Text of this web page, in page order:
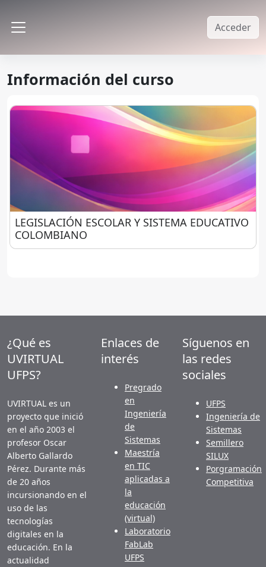
Acceder
Información del curso
LEGISLACIÓN ESCOLAR Y SISTEMA EDUCATIVO
LEGISLACIÓN ESCOLAR Y SISTEMA EDUCATIVO
COLOMBIANO
¿Qué es
UVIRTUAL
UFPS?
UVIRTUAL es un
proyecto que inició
en el año 2003 el
profesor Oscar
Alberto Gallardo
Pérez. Durante más
de 20 años
incursionando en el
uso de las
tecnologías
digitales en la
educación. En la
actualidad
Enlaces de
interés
Pregrado
en
Ingeniería
de
Sistemas
Maestría
en TIC
aplicadas a
la
educación
(virtual)
Laboratorio
FabLab
UFPS
Síguenos en
las redes
sociales
UFPS
Ingeniería de
Sistemas
Semillero
SILUX
Porgramación
Competitiva